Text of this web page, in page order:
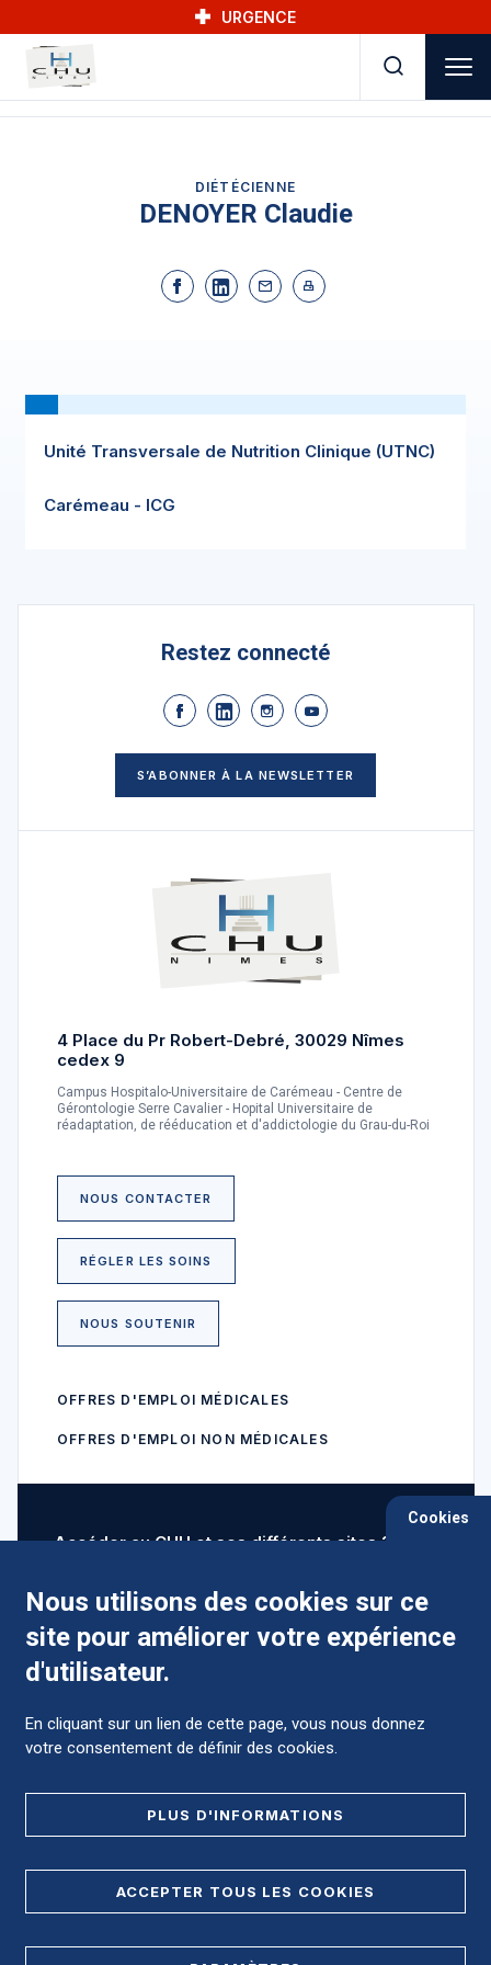
URGENCE
DIÉTÉCIENNE
DENOYER Claudie
Unité Transversale de Nutrition Clinique (UTNC)
Carémeau - ICG
Restez connecté
S’ABONNER À LA NEWSLETTER
4 Place du Pr Robert-Debré, 30029 Nîmes
cedex 9
Campus Hospitalo-Universitaire de Carémeau - Centre de
Gérontologie Serre Cavalier - Hopital Universitaire de
réadaptation, de rééducation et d'addictologie du Grau-du-Roi
NOUS CONTACTER
RÉGLER LES SOINS
NOUS SOUTENIR
OFFRES D'EMPLOI MÉDICALES
OFFRES D'EMPLOI NON MÉDICALES
Accéder au CHU et ses différents sites ?
Comment préparer mon hospitalisation ?
Cookies
Nous utilisons des cookies sur ce
site pour améliorer votre expérience
d'utilisateur.
En cliquant sur un lien de cette page, vous nous donnez
votre consentement de définir des cookies.
PLUS D'INFORMATIONS
ACCEPTER TOUS LES COOKIES